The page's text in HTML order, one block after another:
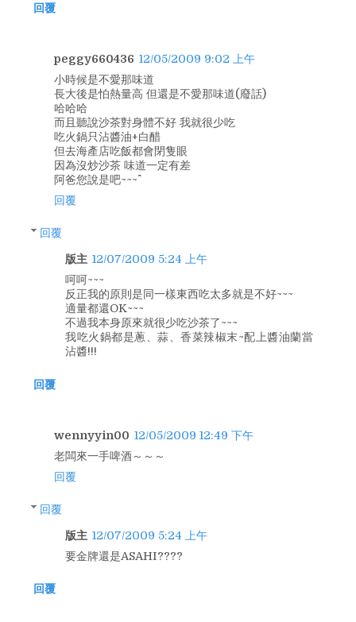
回覆
peggy660436 12/05/2009 9:02 上午
小時候是不愛那味道
長大後是怕熱量高 但還是不愛那味道(廢話)
哈哈哈
而且聽說沙茶對身體不好 我就很少吃
吃火鍋只沾醬油+白醋
但去海產店吃飯都會閉隻眼
因為沒炒沙茶 味道一定有差
阿爸您說是吧~~~^^
回覆
回覆
版主 12/07/2009 5:24 上午
呵呵~~~
反正我的原則是同一樣東西吃太多就是不好~~~
適量都還OK~~~
不過我本身原來就很少吃沙茶了~~~
我吃火鍋都是蔥、蒜、香菜辣椒末~配上醬油蘭當
沾醬!!!
回覆
wennyyin00 12/05/2009 12:49 下午
老闆來一手啤酒～～～
回覆
回覆
版主 12/07/2009 5:24 上午
要金牌還是ASAHI????
回覆